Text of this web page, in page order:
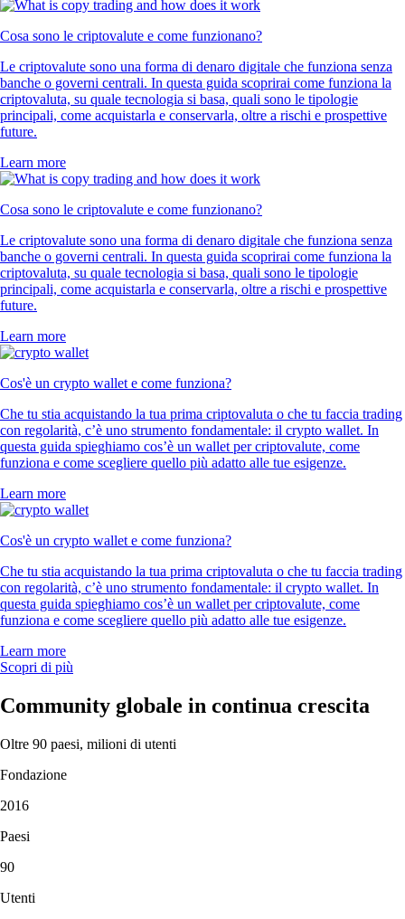
Cosa sono le criptovalute e come funzionano?
Le criptovalute sono una forma di denaro digitale che funziona senza
banche o governi centrali. In questa guida scoprirai come funziona la
criptovaluta, su quale tecnologia si basa, quali sono le tipologie
principali, come acquistarla e conservarla, oltre a rischi e prospettive
future.
Learn more
Cosa sono le criptovalute e come funzionano?
Le criptovalute sono una forma di denaro digitale che funziona senza
banche o governi centrali. In questa guida scoprirai come funziona la
criptovaluta, su quale tecnologia si basa, quali sono le tipologie
principali, come acquistarla e conservarla, oltre a rischi e prospettive
future.
Learn more
Cos'è un crypto wallet e come funziona?
Che tu stia acquistando la tua prima criptovaluta o che tu faccia trading
con regolarità, c’è uno strumento fondamentale: il crypto wallet. In
questa guida spieghiamo cos’è un wallet per criptovalute, come
funziona e come scegliere quello più adatto alle tue esigenze.
Learn more
Cos'è un crypto wallet e come funziona?
Che tu stia acquistando la tua prima criptovaluta o che tu faccia trading
con regolarità, c’è uno strumento fondamentale: il crypto wallet. In
questa guida spieghiamo cos’è un wallet per criptovalute, come
funziona e come scegliere quello più adatto alle tue esigenze.
Learn more
Scopri di più
Community globale in continua crescita
Oltre 90 paesi, milioni di utenti
Fondazione
2016
Paesi
90
Utenti